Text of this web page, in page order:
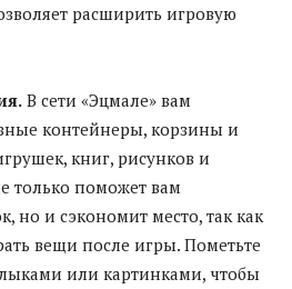
расширить игровую
В сети «Эцмале» вам
контейнеры, корзины и
книг, рисунков и
только поможет вам
но и сэкономит место, так как
вещи после игры. Пометьте
или картинками, чтобы